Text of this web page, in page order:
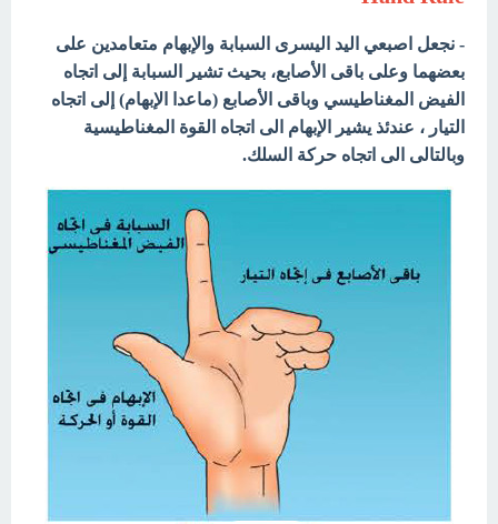
- نجعل اصبعي اليد اليسرى السبابة والإبهام متعامدين على
بعضهما وعلى باقى الأصابع، بحيث تشير السبابة إلى اتجاه
الفيض المغناطيسي وباقى الأصابع (ماعدا الإبهام) إلى اتجاه
التيار ، عندئذ يشير الإبهام الى اتجاه القوة المغناطيسية
وبالتالى الى اتجاه حركة السلك.